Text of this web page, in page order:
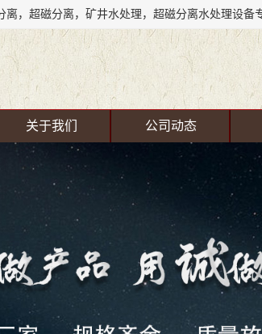
关于我们 公司动态